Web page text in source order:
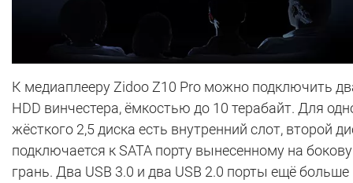
К медиаплееру Zidoo Z10 Pro можно подключить
HDD винчестера, ёмкостью до 10 терабайт. Для
жёсткого 2,5 диска есть внутренний слот, второй
подключается к SATA порту вынесенному на
грань. Два USB 3.0 и два USB 2.0 порты ещё больше